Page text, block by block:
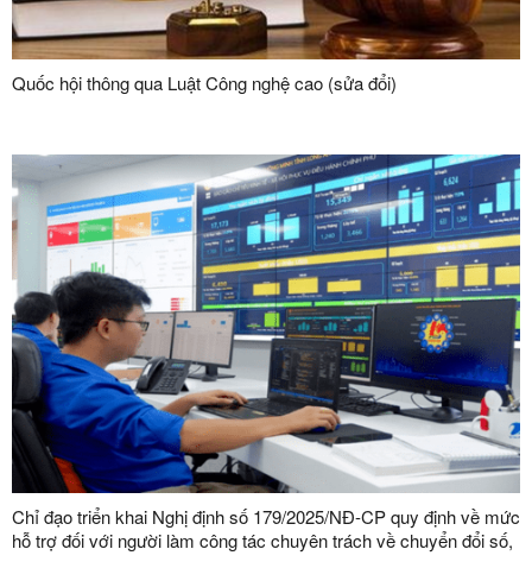
Quốc hội thông qua Luật Công nghệ cao (sửa đổi)
Chỉ đạo triển khai Nghị định số 179/2025/NĐ-CP quy định về mức
hỗ trợ đối với người làm công tác chuyên trách về chuyển đổi số,